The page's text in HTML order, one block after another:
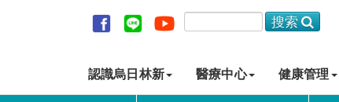
認識烏日林新 醫療中心 健康管理